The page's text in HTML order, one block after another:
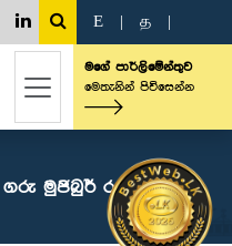
E த
මගේ පාර්ලිමේන්තුව
මෙතැනින් පිවිසෙන්න
ගරු මුජිබුර් රහුමාන්